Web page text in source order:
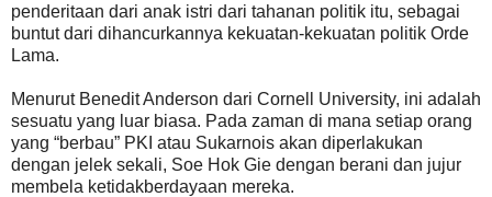
penderitaan dari anak istri dari tahanan politik itu, sebagai
buntut dari dihancurkannya kekuatan-kekuatan politik Orde
Lama.
Menurut Benedit Anderson dari Cornell University, ini adalah
sesuatu yang luar biasa. Pada zaman di mana setiap orang
yang “berbau” PKI atau Sukarnois akan diperlakukan
dengan jelek sekali, Soe Hok Gie dengan berani dan jujur
membela ketidakberdayaan mereka.